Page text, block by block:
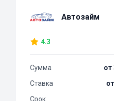
Автозайм
4.3
Сумма
от
Ставка
Срок